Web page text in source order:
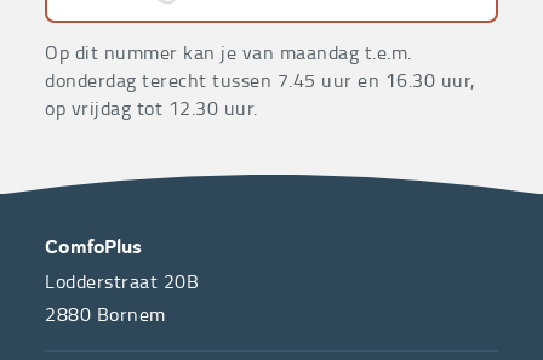
Op dit nummer kan je van maandag t.e.m.
donderdag terecht tussen 7.45 uur en 16.30 uur,
op vrijdag tot 12.30 uur.
OVER
ONS
CONTACT
ComfoPlus
Lodderstraat 20B
2880 Bornem